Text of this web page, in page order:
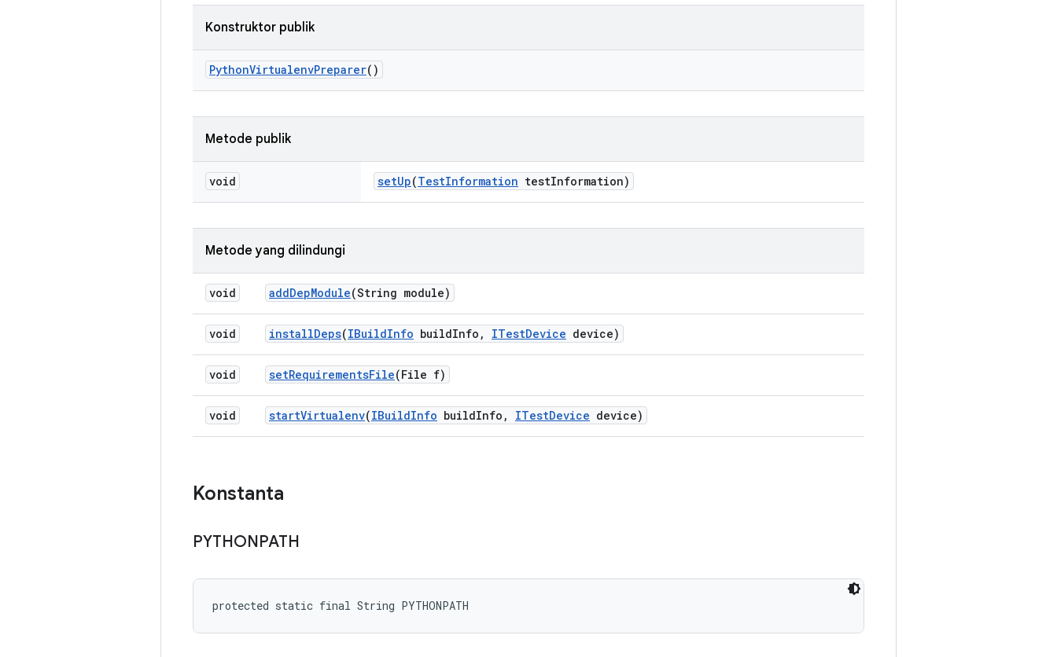
Konstruktor publik
PythonVirtualenvPreparer()
Metode publik
void setUp(TestInformation testInformation)
Metode yang dilindungi
void addDepModule(String module)
void installDeps(IBuildInfo buildInfo , ITestDevice device)
void setRequirementsFile(File f)
void startVirtualenv(IBuildInfo buildInfo , ITestDevice device)
Konstanta
PYTHONPATH
protected static final String PYTHONPATH